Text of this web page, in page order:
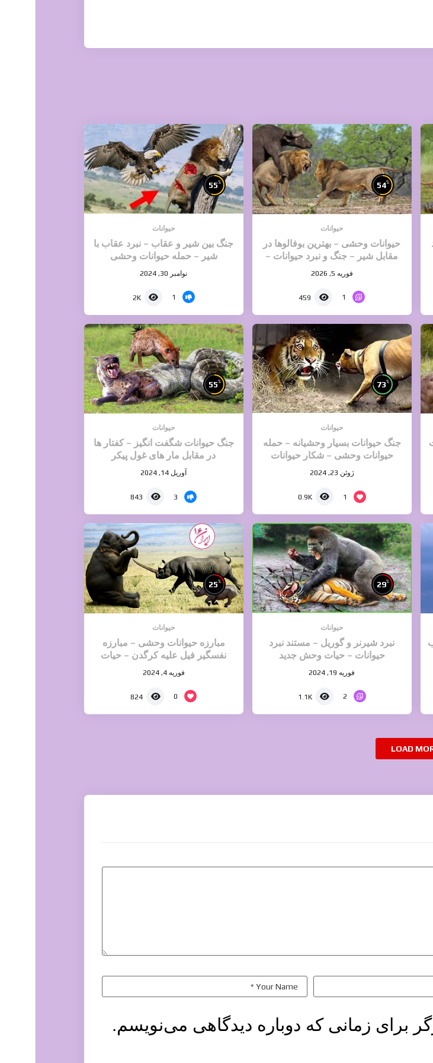
54%
حیوانات
حیوانات وحشی – بهترین بوفالوها در
مقابل شیر – جنگ و نبرد حیوانات –
فوریه 5, 2026
1
459
55%
حیوانات
جنگ بین شیر و عقاب – نبرد عقاب با
شیر – حمله حیوانات وحشی
نوامبر 30, 2024
1
2K
73%
حیوانات
جنگ حیوانات بسیار وحشیانه – حمله
حیوانات وحشی – شکار حیوانات
آپارات ژوئن 23, 2024
1
0.9K
55%
حیوانات
جنگ حیوانات شگفت انگیز – کفتار ها
در مقابل مار های غول پیکر
آوریل 14, 2024
3
843
29%
حیوانات
نبرد شیرنر و گوریل – مستند نبرد
حیوانات – حیات وحش جدید
فوریه 19, 2024
2
1.1K
25%
حیوانات
مبارزه حیوانات وحشی – مبارزه
نفسگیر فیل علیه کرگدن – حیات
فوریه 4, 2024
0
824
LOAD
برای زمانی که دوباره دیدگاهی می‌نویسم.